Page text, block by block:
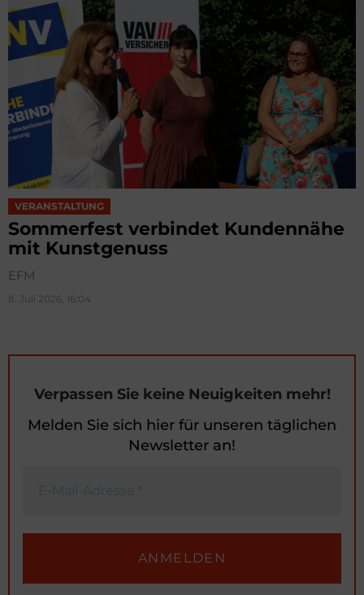
VERANSTALTUNG
Sommerfest verbindet Kundennähe
mit Kunstgenuss
EFM
8. Juli 2026, 16:04
Verpassen Sie keine Neuigkeiten mehr!
Melden Sie sich hier für unseren täglichen
Newsletter an!